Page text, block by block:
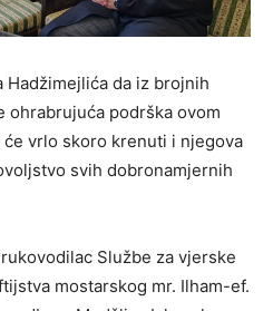
da iz brojnih
podrška ovom
vrlo skoro krenuti i njegova
svih dobronamjernih
Službe za vjerske
mostarskog mr. Ilham-ef.